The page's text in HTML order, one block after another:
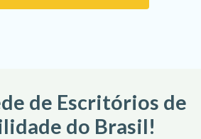
de Escritórios de
do Brasil!